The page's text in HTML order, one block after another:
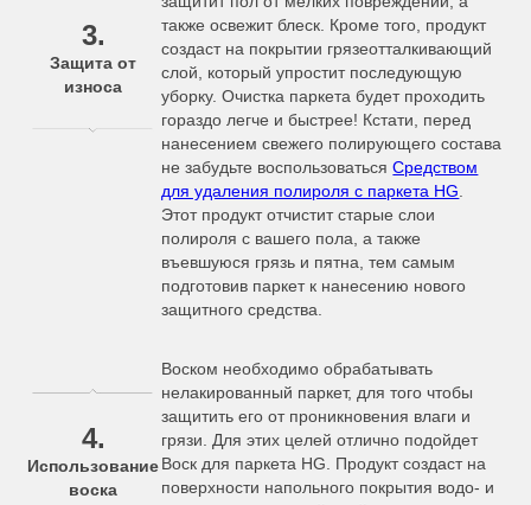
3.
Защита от
износа
также освежит блеск. Кроме того, продукт
создаст на покрытии грязеотталкивающий
слой, который упростит последующую
уборку. Очистка паркета будет проходить
гораздо легче и быстрее! Кстати, перед
нанесением свежего полирующего состава
не забудьте воспользоватьсяСредством
для удаления полироля с паркета HG
Этот продукт отчистит старые слои
полироля с вашего пола, а также
въевшуюся грязь и пятна, тем самым
подготовив паркет к нанесению нового
защитного средства.
4.
Использование
воска
Воском необходимо обрабатывать
нелакированный паркет, для того чтобы
защитить его от проникновения влаги и
грязи. Для этих целей отлично подойдет
Воск для паркета HG. Продукт создаст на
поверхности напольного покрытия водо- и